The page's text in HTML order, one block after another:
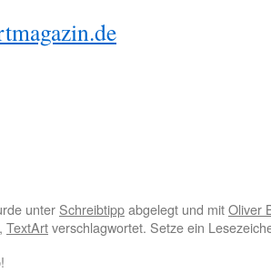
unter Schreibtippabgelegt und mitOliver
, TextArtverschlagwortet. Setze ein